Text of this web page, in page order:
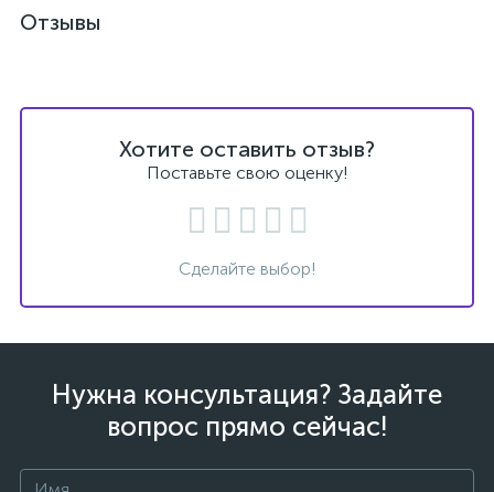
Отзывы
Хотите оставить отзыв?
Поставьте свою оценку!
Сделайте выбор!
Нужна консультация? Задайте
вопрос прямо сейчас!